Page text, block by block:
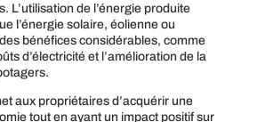
L’utilisation de l’énergie produite
l’énergie solaire, éolienne ou
bénéfices considérables, comme
d’électricité et l’amélioration de la
aux propriétaires d’acquérir une
tout en ayant un impact positif sur